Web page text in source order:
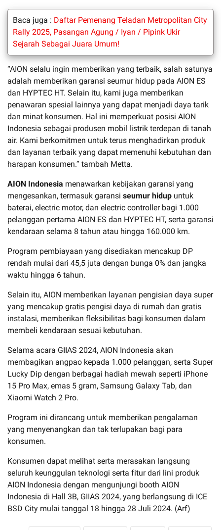
Baca juga : Daftar Pemenang Teladan Metropolitan City
Rally 2025, Pasangan Agung / Iyan / Pipink Ukir
Sejarah Sebagai Juara Umum!
“AION selalu ingin memberikan yang terbaik, salah satunya
adalah memberikan garansi seumur hidup pada AION ES
dan HYPTEC HT. Selain itu, kami juga memberikan
penawaran spesial lainnya yang dapat menjadi daya tarik
dan minat konsumen. Hal ini memperkuat posisi AION
Indonesia sebagai produsen mobil listrik terdepan di tanah
air. Kami berkomitmen untuk terus menghadirkan produk
dan layanan terbaik yang dapat memenuhi kebutuhan dan
harapan konsumen.” tambah Metta.
AION Indonesia menawarkan kebijakan garansi yang
mengesankan, termasuk garansi seumur hidup untuk
baterai, electric motor, dan electric controller bagi 1.000
pelanggan pertama AION ES dan HYPTEC HT, serta garansi
kendaraan selama 8 tahun atau hingga 160.000 km.
Program pembiayaan yang disediakan mencakup DP
rendah mulai dari 45,5 juta dengan bunga 0% dan jangka
waktu hingga 6 tahun.
Selain itu, AION memberikan layanan pengisian daya super
yang mencakup gratis pengisi daya di rumah dan gratis
instalasi, memberikan fleksibilitas bagi konsumen dalam
membeli kendaraan sesuai kebutuhan.
Selama acara GIIAS 2024, AION Indonesia akan
membagikan angpao kepada 1.000 pelanggan, serta Super
Lucky Dip dengan berbagai hadiah mewah seperti iPhone
15 Pro Max, emas 5 gram, Samsung Galaxy Tab, dan
Xiaomi Watch 2 Pro.
Program ini dirancang untuk memberikan pengalaman
yang menyenangkan dan tak terlupakan bagi para
konsumen.
Konsumen dapat melihat serta merasakan langsung
seluruh keunggulan teknologi serta fitur dari lini produk
AION Indonesia dengan mengunjungi booth AION
Indonesia di Hall 3B, GIIAS 2024, yang berlangsung di ICE
BSD City mulai tanggal 18 hingga 28 Juli 2024. (Arf)